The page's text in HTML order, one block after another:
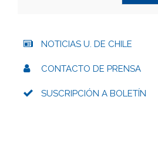
NOTICIAS U. DE CHILE
CONTACTO DE PRENSA
SUSCRIPCIÓN A BOLETÍN